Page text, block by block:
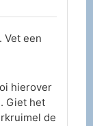
Vet een
hierover
Giet het
de